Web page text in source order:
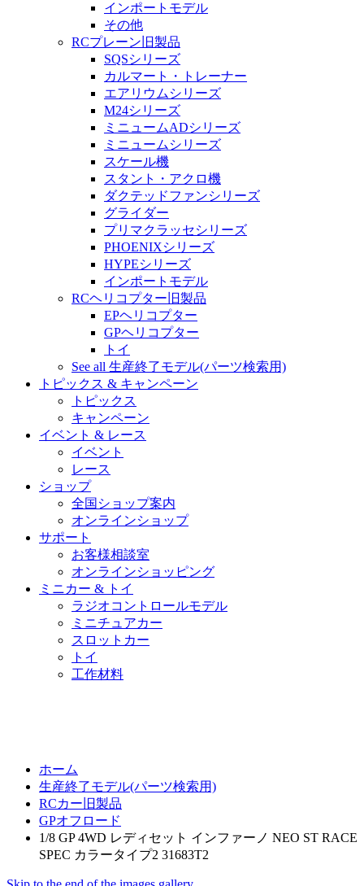
インポートモデル
その他
RCプレーン旧製品
SQSシリーズ
カルマート・トレーナー
エアリウムシリーズ
M24シリーズ
ミニュームADシリーズ
ミニュームシリーズ
スケール機
スタント・アクロ機
ダクテッドファンシリーズ
グライダー
プリマクラッセシリーズ
PHOENIXシリーズ
HYPEシリーズ
インポートモデル
RCヘリコプター旧製品
EPヘリコプター
GPヘリコプター
トイ
See all 生産終了モデル(パーツ検索用)
トピックス & キャンペーン
トピックス
キャンペーン
イベント & レース
イベント
レース
ショップ
全国ショップ案内
オンラインショップ
サポート
お客様相談室
オンラインショッピング
ミニカー & トイ
ラジオコントロールモデル
ミニチュアカー
スロットカー
トイ
工作材料
ホーム
生産終了モデル(パーツ検索用)
RCカー旧製品
GPオフロード
1/8 GP 4WD レディセット インファーノ NEO ST RACE
SPEC カラータイプ2 31683T2